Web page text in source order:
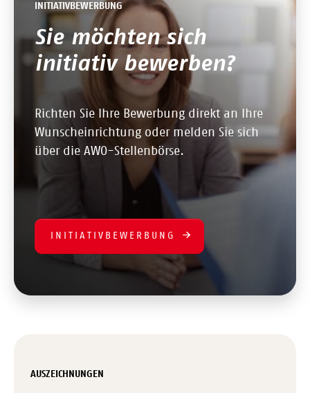
INITIATIVBEWERBUNG
Sie möchten sich
initiativ bewerben?
Richten Sie Ihre Bewerbung direkt an Ihre
Wunscheinrichtung oder melden Sie sich
über die AWO-Stellenbörse.
INITIATIVBEWERBUNG
AUSZEICHNUNGEN